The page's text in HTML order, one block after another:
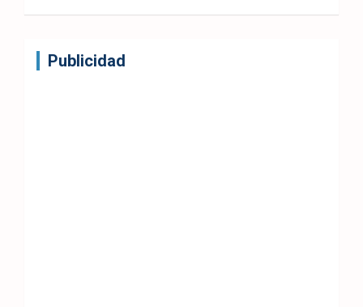
Publicidad